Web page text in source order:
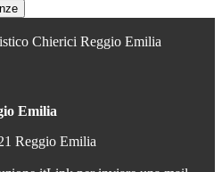
Chierici Reggio Emilia
Emilia
Reggio Emilia